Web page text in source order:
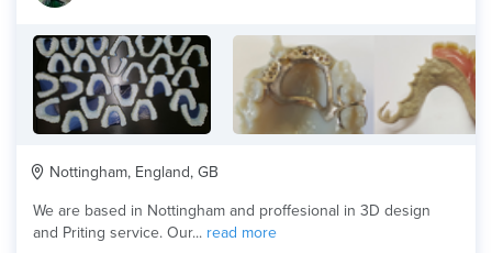
Nottingham, England, GB
We are based in Nottingham and proffesional in 3D design
and Priting service. Our... read more